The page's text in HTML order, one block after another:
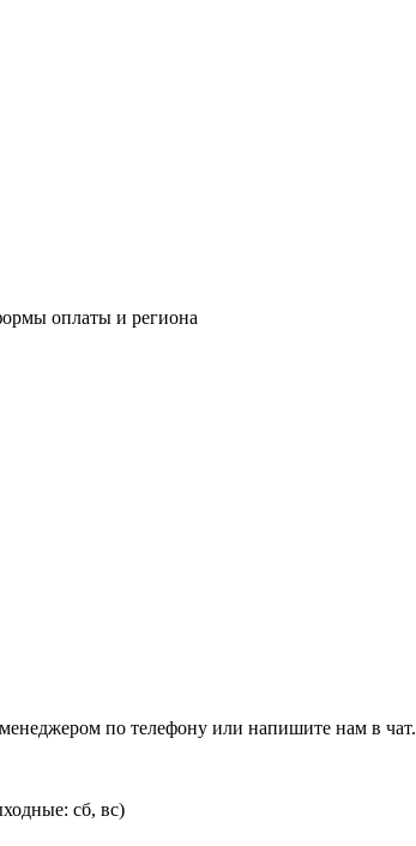
оплаты и региона
по телефону или напишите нам в чат.
сб, вс)